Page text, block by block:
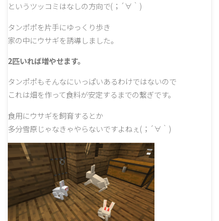
というツッコミはなしの方向で(；´∀｀)
タンポポを片手にゆっくり歩き
家の中にウサギを誘導しました。
2匹いれば増やせます。
タンポポもそんなにいっぱいあるわけではないので
これは畑を作って食料が安定するまでの繋ぎです。
食用にウサギを飼育するとか
多分雪原じゃなきゃやらないですよねぇ(；´∀｀)